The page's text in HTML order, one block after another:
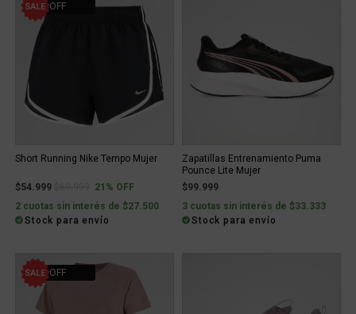
21% OFF
Short Running Nike Tempo Mujer
$54.999 Price reduced from
to21% OFF
2 cuotas sin interés de $27.500
Stock para envío
Zapatillas Entrenamiento Puma
Pounce Lite Mujer
$99.999
3 cuotas sin interés de $33.333
Stock para envío
10% OFF